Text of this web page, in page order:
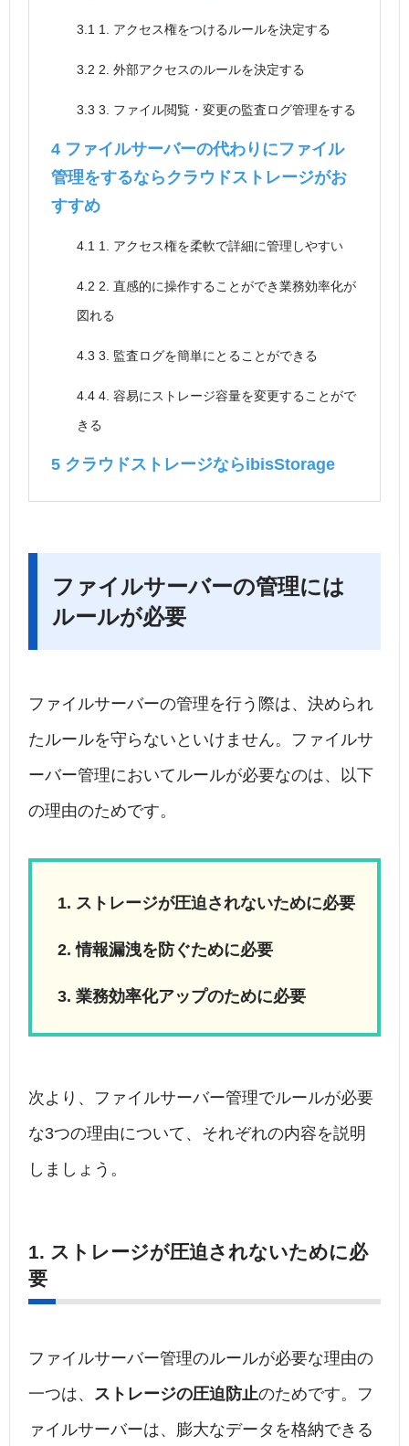
3.1 1. アクセス権をつけるルールを決定する
3.2 2. 外部アクセスのルールを決定する
3.3 3. ファイル閲覧・変更の監査ログ管理をする
4 ファイルサーバーの代わりにファイル
管理をするならクラウドストレージがお
すすめ
4.1 1. アクセス権を柔軟で詳細に管理しやすい
4.2 2. 直感的に操作することができ業務効率化が
図れる
4.3 3. 監査ログを簡単にとることができる
4.4 4. 容易にストレージ容量を変更することがで
きる
5 クラウドストレージならibisStorage
ファイルサーバーの管理には
ルールが必要
ファイルサーバーの管理を行う際は、決められ
たルールを守らないといけません。ファイルサ
ーバー管理においてルールが必要なのは、以下
の理由のためです。
ストレージが圧迫されないために必要
情報漏洩を防ぐために必要
業務効率化アップのために必要
次より、ファイルサーバー管理でルールが必要
な3つの理由について、それぞれの内容を説明
しましょう。
1. ストレージが圧迫されないために必
要
ファイルサーバー管理のルールが必要な理由の
一つは、 ストレージの圧迫防止のためです。フ
ァイルサーバーは、膨大なデータを格納できる